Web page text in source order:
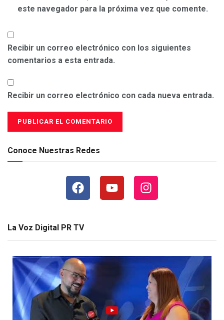
este navegador para la próxima vez que comente.
Recibir un correo electrónico con los siguientes
comentarios a esta entrada.
Recibir un correo electrónico con cada nueva entrada.
Conoce Nuestras Redes
La Voz Digital PR TV